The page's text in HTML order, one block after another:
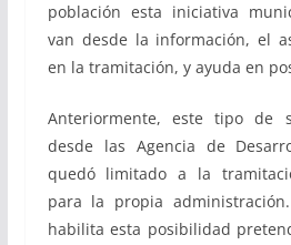
población esta iniciativa
van desde la información, el
en la tramitación, y ayuda en
Anteriormente, este tipo de
desde las Agencia de
quedó limitado a la
para la propia
habilita esta posibilidad